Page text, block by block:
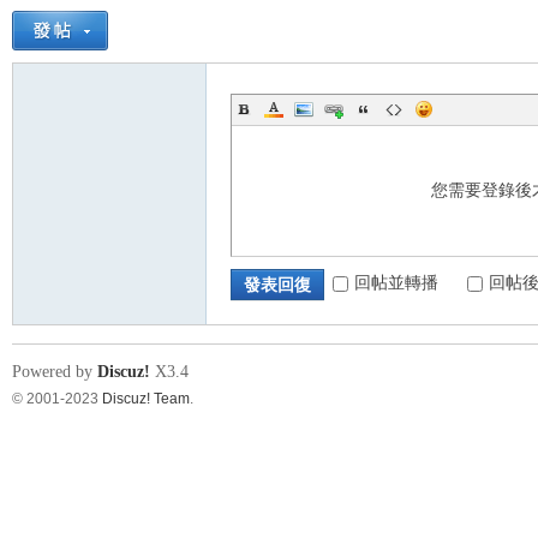
您需要登錄
發表回復 回帖並轉播 回帖
Powered by Discuz! X3.4
© 2001-2023 Discuz! Team.